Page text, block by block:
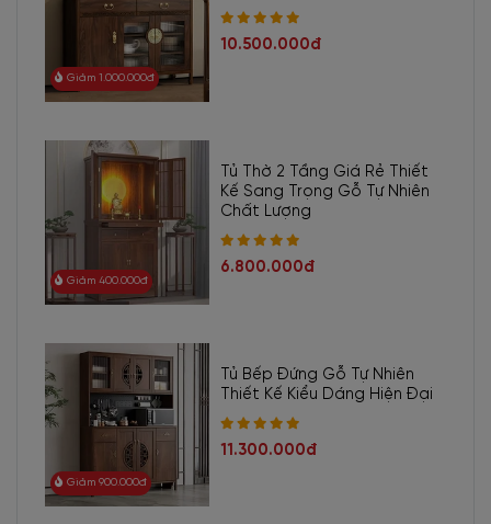
Giảm 1.000.000đ
10.500.000đ
Giảm 400.000đ
Tủ Thờ 2 Tầng Giá Rẻ Thiết
Kế Sang Trọng Gỗ Tự Nhiên
Chất Lượng
6.800.000đ
Giảm 900.000đ
Tủ Bếp Đứng Gỗ Tự Nhiên
Thiết Kế Kiểu Dáng Hiện Đại
11.300.000đ